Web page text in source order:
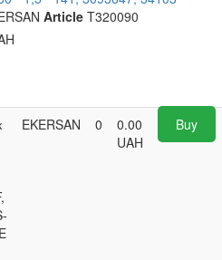
Article T320090
EKERSAN 0
0.00
UAH
Buy